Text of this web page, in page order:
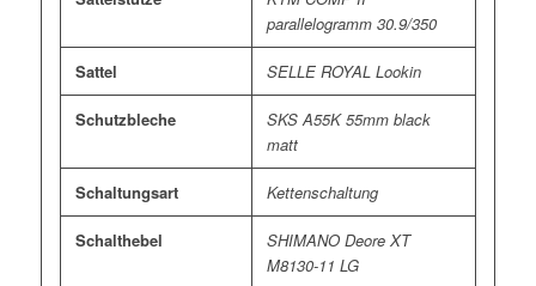
parallelogramm 30.9/350
Sattel SELLE ROYAL Lookin
Schutzbleche
SKS A55K 55mm black
matt
Schaltungsart Kettenschaltung
Schalthebel
SHIMANO Deore XT
M8130-11 LG